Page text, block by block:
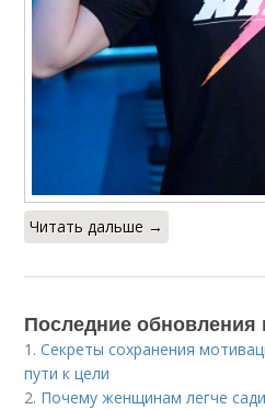
Читать дальше →
Последние обновления
1.Секреты сохранения
пути к цели
2. Почему женщинам легче